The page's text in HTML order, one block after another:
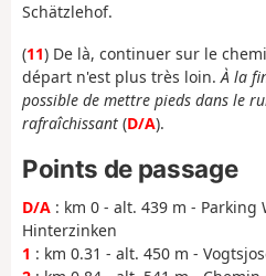
Schätzlehof.
(11) De là, continuer sur le
départ n'est plus très loin.À la
possible de mettre pieds dans le
rafraîchissant (D/A).
Points de passage
D/A : km 0 - alt. 439 m -
Hinterzinken
1 : km 0.31 - alt. 450 m -